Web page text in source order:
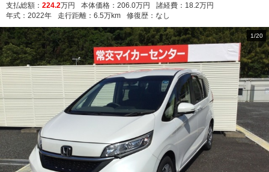
支払総額： 224.2万円 本体価格： 206.0万円 諸経費： 18.2万円
年式： 2022年 走行距離： 6.5万km 修復歴： なし
1/20